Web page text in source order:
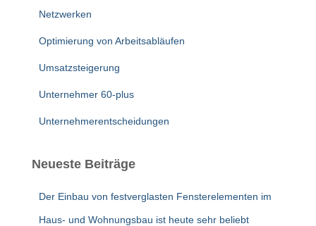
Netzwerken
Optimierung von Arbeitsabläufen
Umsatzsteigerung
Unternehmer 60-plus
Unternehmerentscheidungen
Neueste Beiträge
Der Einbau von festverglasten Fensterelementen im
Haus- und Wohnungsbau ist heute sehr beliebt